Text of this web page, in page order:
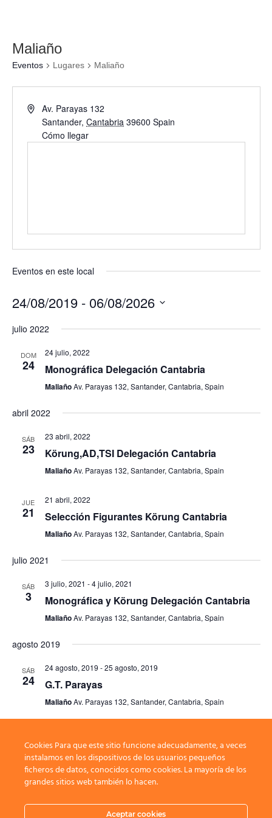
Maliaño
Eventos Lugares Maliaño
Av. Parayas 132
Santander, Cantabria 39600 Spain
Cómo llegar
Eventos en este local
24/08/2019 - 06/08/2026
fecha.
julio 2022
DOM
24
24 julio, 2022
Monográfica Delegación Cantabria
MaliañoAv. Parayas 132, Santander, Cantabria, Spain
abril 2022
SÁB
23
23 abril, 2022
Körung,AD,TSI Delegación Cantabria
MaliañoAv. Parayas 132, Santander, Cantabria, Spain
JUE
21
21 abril, 2022
Selección Figurantes Körung Cantabria
MaliañoAv. Parayas 132, Santander, Cantabria, Spain
julio 2021
SÁB
3
3 julio, 2021 -4 julio, 2021
Monográfica y Körung Delegación Cantabria
MaliañoAv. Parayas 132, Santander, Cantabria, Spain
agosto 2019
SÁB
24
24 agosto, 2019 -25 agosto, 2019
G.T. Parayas
MaliañoAv. Parayas 132, Santander, Cantabria, Spain
Eventos
anterior(es) Hoy Eventos
siguiente(s)
Cookies Para que este sitio funcione adecuadamente, a veces
instalamos en los dispositivos de los usuarios pequeños
ficheros de datos, conocidos como cookies. La mayoría de los
grandes sitios web también lo hacen.
Aceptar cookies